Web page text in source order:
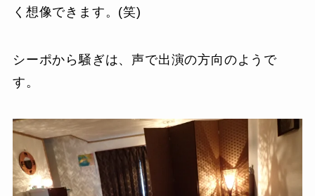
く想像できます。(笑)
シーポから騒ぎは、声で出演の方向のようで
す。